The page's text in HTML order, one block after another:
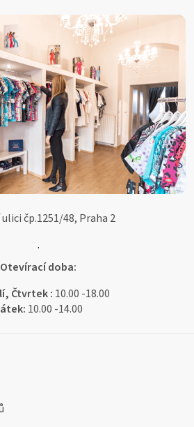
čp.1251/48, Praha 2
.
Otevírací doba:
Čtvrtek : 10.00 -18.00
10.00 -14.00